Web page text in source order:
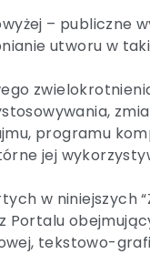
– publiczne
utworu w
programu
jej
w niniejszych
tekstowo-